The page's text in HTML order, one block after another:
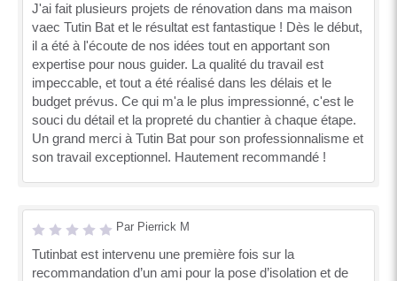
J'ai fait plusieurs projets de rénovation dans ma maison
vaec Tutin Bat et le résultat est fantastique ! Dès le début,
il a été à l'écoute de nos idées tout en apportant son
expertise pour nous guider. La qualité du travail est
impeccable, et tout a été réalisé dans les délais et le
budget prévus. Ce qui m'a le plus impressionné, c'est le
souci du détail et la propreté du chantier à chaque étape.
Un grand merci à Tutin Bat pour son professionnalisme et
son travail exceptionnel. Hautement recommandé !
Par Pierrick M
Tutinbat est intervenu une première fois sur la
recommandation d’un ami pour la pose d’isolation et de